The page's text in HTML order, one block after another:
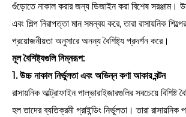
গুঁড়োতে নাকাল করার জন্য ডিজাইন করা বিশেষ সরঞ্জাম।
এবং শিল্প নিরাপত্তা মান সমন্বয় করে, তারা রাসায়নিক
প্রয়োজনীয়তা অনুসারে অনন্য বৈশিষ্ট্য প্রদর্শন করে।
মূল বৈশিষ্ট্যগুলি নিম্নরূপ:
1. উচ্চ নাকাল নির্ভুলতা এবং অভিন্ন কণা আকার বন্টন
রাসায়নিক আল্ট্রাফাইন পাল্ভারাইজারগুলির সবচেয়ে বিশিষ্ট
হল তাদের ব্যতিক্রমী গ্রাইন্ডিং নির্ভুলতা। তারা রাসায়নিক